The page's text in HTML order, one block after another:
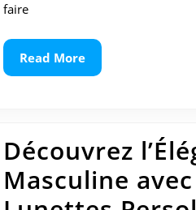
faire
Read MoreRead
More
Découvrez
Masculine